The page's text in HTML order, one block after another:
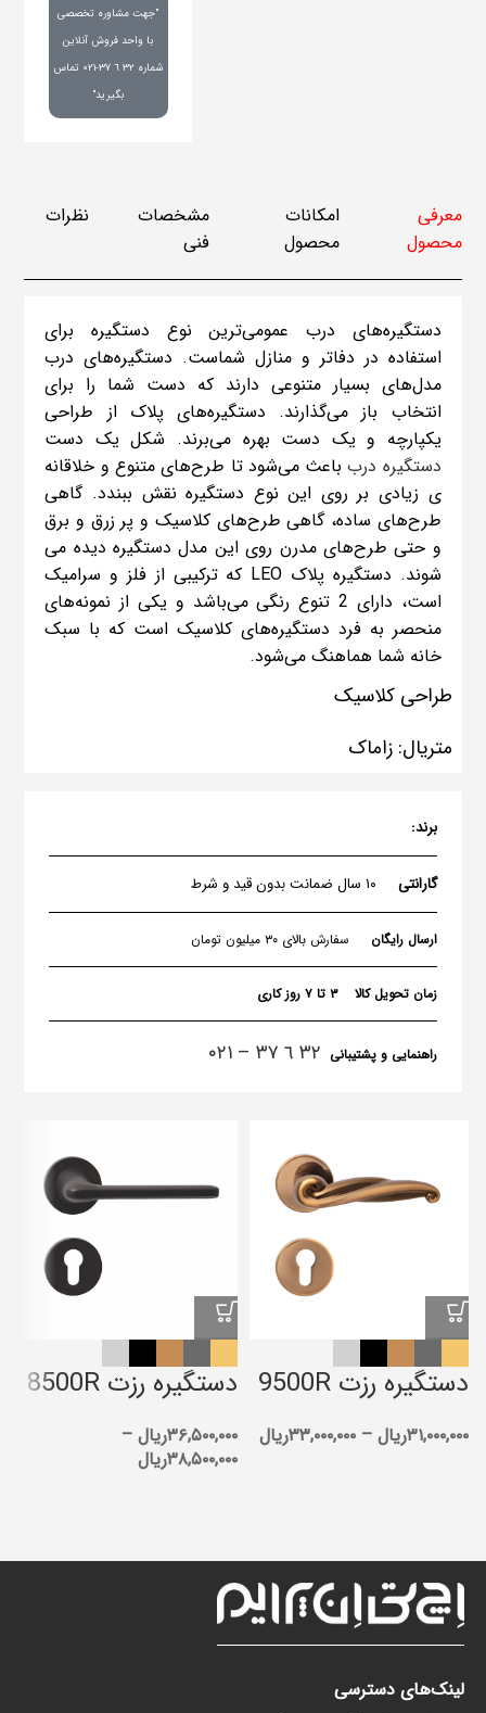
"جهت مشاوره تخصصی
با واحد فروش آنلاین
شماره ٣٢ ٦ ٣٧-٠٢١ تماس
بگیرید"
معرفی
محصول
امکانات
محصول
مشخصات
فنی
نظرات
دستگیره­‌های درب عمومی‌ترین نوع دستگیره برای
استفاده در دفاتر و منازل شماست. دستگیره­‌های درب
مدل‌­های بسیار متنوعی دارند که دست شما را برای
انتخاب باز می‌گذارند. دستگیره‌های پلاک از طراحی
یکپارچه و یک دست بهره می‌برند. شکل یک دست
دستگیره دربباعث می­‌شود تا طرح­‌های متنوع و خلاقانه­‌
ی زیادی بر روی این نوع دستگیره نقش ببندد. گاهی
طرح­‌های ساده، گاهی طرح‌­های کلاسیک و پر زرق و برق
و حتی طرح­‌های مدرن روی این مدل دستگیره دیده می­‌
شوند. دستگیره پلاک LEO که ترکیبی از فلز و سرامیک
است، دارای 2 تنوع رنگی می‌باشد و یکی از نمونه‌های
منحصر به فرد دستگیره‌های کلاسیک است که با سبک
خانه شما هماهنگ می‌شود.
طراحی کلاسیک
متریال: زاماک
برند:
گارانتی ۱۰ سال ضمانت بدون قید و شرط
ارسال رایگان سفارش بالای ۳۰ میلیون تومان
زمان تحویل کالا ۳ تا ۷ روز کاری
راهنمایی و پشتیبانی ٣٢ ٦ ٣٧ – ۰۲۱
دستگیره رزت 9500R
۳۱,۰۰۰,۰۰۰ریال – ۳۳,۰۰۰,۰۰۰ریال
دستگیره رزت 8500R
۳۶,۵۰۰,۰۰۰ریال –
۳۸,۵۰۰,۰۰۰ریال
لینک‌های دسترسی